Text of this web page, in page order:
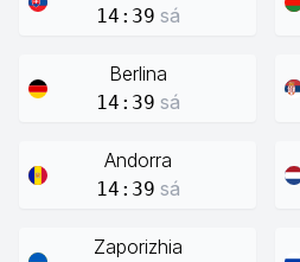
14:39 sá
Berlina
14:39 sá
Andorra
14:39 sá
Zaporizhia